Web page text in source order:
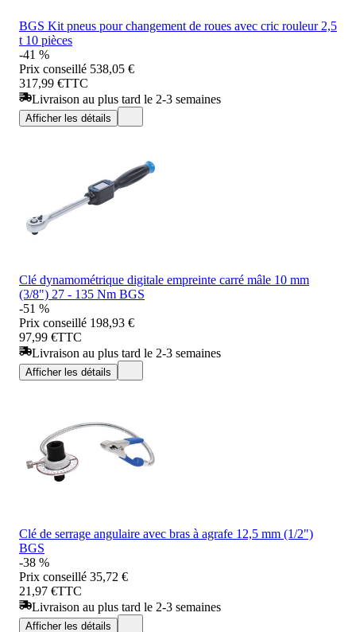
BGS Kit pneus pour changement de roues avec cric rouleur 2,5
t 10 pièces
-41 %
Prix conseillé 538,05 €
317,99 €TTC
Livraison au plus tard le 2-3 semaines
Afficher les détails
Clé dynamométrique digitale empreinte carré mâle 10 mm
(3/8") 27 - 135 Nm BGS
-51 %
Prix conseillé 198,93 €
97,99 €TTC
Livraison au plus tard le 2-3 semaines
Afficher les détails
Clé de serrage angulaire avec bras à agrafe 12,5 mm (1/2")
BGS
-38 %
Prix conseillé 35,72 €
21,97 €TTC
Livraison au plus tard le 2-3 semaines
Afficher les détails